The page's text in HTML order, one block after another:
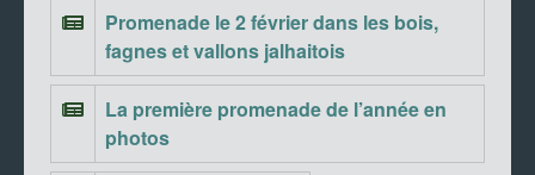
Promenade le 2 février dans les bois,
fagnes et vallons jalhaitois
La première promenade de l’année en
photos